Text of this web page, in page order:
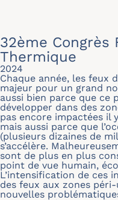
32ème Congrès
Thermique
2024
Chaque année, les feux
majeur pour un grand
aussi bien parce que ce
développer dans des
pas encore impactées il
mais aussi parce que
(plusieurs dizaines de
s’accélère.
sont de plus en plus
point de vue humain,
L’intensification de ces
des feux aux zones
nouvelles